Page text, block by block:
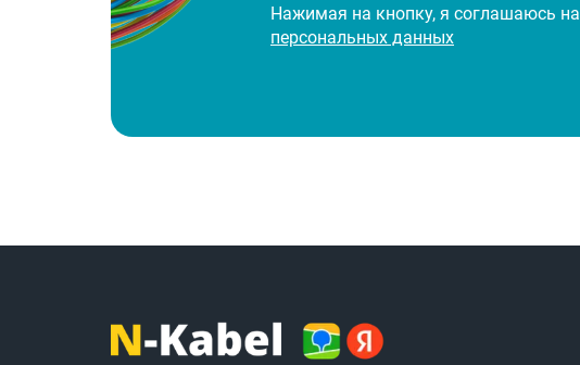
Нажимая на кнопку, я соглашаюсь на
персональных данных